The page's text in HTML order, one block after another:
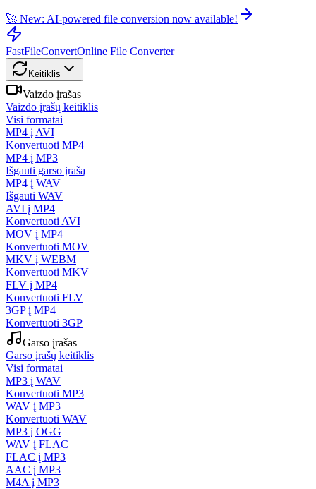
🚀 New: AI-powered file conversion now available!
FastFileConvertOnline File Converter
Keitiklis
Vaizdo įrašas
Vaizdo įrašų keitiklis
Visi formatai
MP4 į AVI
Konvertuoti MP4
MP4 į MP3
Išgauti garso įrašą
MP4 į WAV
Išgauti WAV
AVI į MP4
Konvertuoti AVI
MOV į MP4
Konvertuoti MOV
MKV į WEBM
Konvertuoti MKV
FLV į MP4
Konvertuoti FLV
3GP į MP4
Konvertuoti 3GP
Garso įrašas
Garso įrašų keitiklis
Visi formatai
MP3 į WAV
Konvertuoti MP3
WAV į MP3
Konvertuoti WAV
MP3 į OGG
WAV į FLAC
FLAC į MP3
AAC į MP3
M4A į MP3